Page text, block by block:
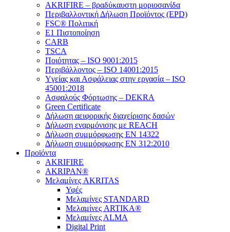
AKRIFIRE – βραδύκαυστη μοριοσανίδα
Περιβαλλοντική Δήλωση Προϊόντος (EPD)
FSC® Πολιτική
E1 Πιστοποίηση
CARB
TSCA
Πoιότητας – ISO 9001:2015
Περιβάλλοντος – ISO 14001:2015
Yγείας και Ασφάλειας στην εργασία – ISO
45001:2018
Ασφαλούς Φόρτωσης – DEKRA
Green Certificate
Δήλωση αειφορικής διαχείρισης δασών
Δήλωση εναρμόνισης με REACH
Δήλωση συμμόρφωσης EN 14322
Δήλωση συμμόρφωσης EN 312:2010
Προϊόντα
AKRIFIRE
AKRIPAN®
Μελαμίνες AKRITAS
Υφές
Μελαμίνες STANDARD
Μελαμίνες ARTIKA®
Μελαμίνες ΑLMA
Digital Print